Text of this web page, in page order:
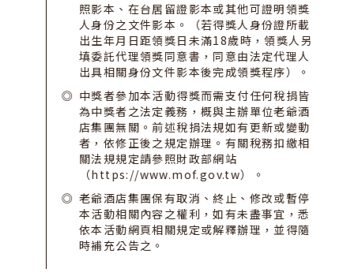
照影本、在台居留證影本或其他可證明領獎
人身份之文件影本。（若得獎人身份證所載
出生年月日距領獎日未滿18歲時，領獎人另
填委託代理領獎同意書，同意由法定代理人
出具相關身份文件影本後完成領獎程序）。
中獎者參加本活動得獎而需支付任何稅捐皆
為中獎者之法定義務，概與主辦單位老爺酒
店集團無關。前述稅捐法規如有更新或變動
者，依修正後之規定辦理。有關稅務扣繳相
關法規規定請參照財政部網站
（https://www.mof.gov.tw）。
老爺酒店集團保有取消、終止、修改或暫停
本活動相關內容之權利，如有未盡事宜，悉
依本活動網頁相關規定或解釋辦理，並得隨
時補充公告之。